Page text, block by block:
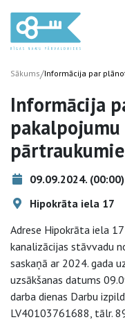
Sākums/Informācija par
Informācija
pakalpojumu
09.09.2024.
Hipokrāta iela 17
Adrese Hipokrāta iela
kanalizācijas stāvvadu
saskaņā ar 2024. gada
uzsākšanas datums
darba dienas Darbu
LV40103761688, tālr.